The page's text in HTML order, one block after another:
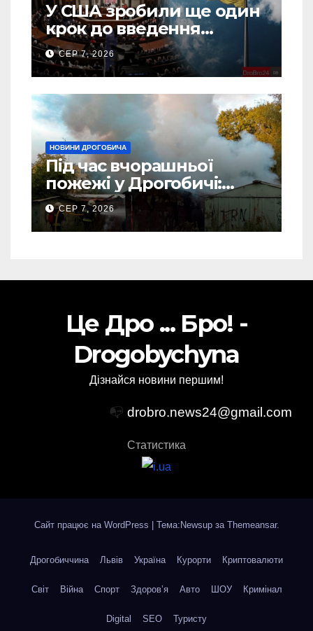
У США зробили ще один
крок до введення
“пекельних санкцій”
проти Росії
СЕР 7, 2026
НОВИНИ ДРОГОБИЧА
Під час вчорашньої
пожежі у Дрогобичі:
“врятовано” 4 гаражі
(Відео)
СЕР 7, 2026
Це Дро ... Бро! -
Drogobychyna
Дізнайся новини першим!
📭 drobro.news24@gmail.com
Статистика
Сайт працює на WordPress Тема:Newsup за Themeansar.
Дрогобиччина Львів Україна Курорти Криптовалюти
Світ Війна Спорт Здоров’я Авто ШОУ Кримінал
Digital SEO Туристу